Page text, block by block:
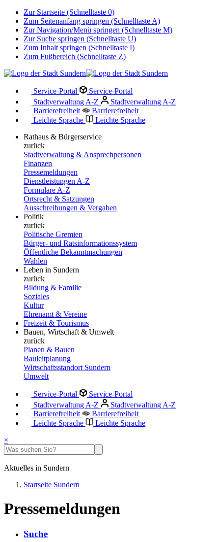
Zur Startseite (Schnelltaste 0)
Zum Seitenanfang springen (Schnelltaste A)
Zur Navigation/Menü springen (Schnelltaste M)
Zur Suche springen (Schnelltaste U)
Zum Inhalt springen (Schnelltaste I)
Zum Fußbereich (Schnelltaste Z)
Service-Portal
Service-Portal
Stadtverwaltung A-Z
Stadtverwaltung A-Z
Barrierefreiheit
Barrierefreiheit
Leichte Sprache
Leichte Sprache
Rathaus & Bürgerservice
zurück
Stadtverwaltung & Ansprechpersonen
Finanzen
Pressemeldungen
Dienstleistungen A-Z
Formulare A-Z
Ortsrecht & Satzungen
Ausschreibungen & Vergaben
Politik
zurück
Politische Gremien
Bürger- und Ratsinformationssystem
Öffentliche Bekanntmachungen
Wahlen
Leben in Sundern
zurück
Bildung & Familie
Soziales
Kultur
Ehrenamt & Vereine
Freizeit & Tourismus
Bauen, Wirtschaft & Umwelt
zurück
Planen & Bauen
Bauleitplanung
Wirtschaftsstandort Sundern
Umwelt
Service-Portal
Service-Portal
Stadtverwaltung A-Z
Stadtverwaltung A-Z
Barrierefreiheit
Barrierefreiheit
Leichte Sprache
Leichte Sprache
×
Aktuelles in Sundern
Startseite Sundern
Pressemeldungen
Suche